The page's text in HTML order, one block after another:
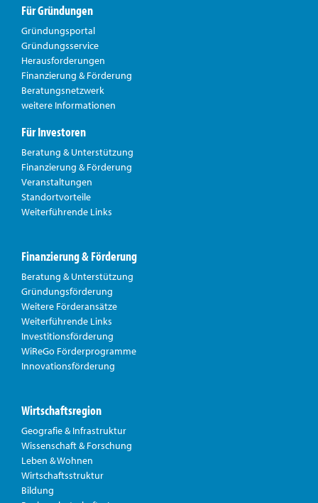
Für Gründungen
Gründungsportal
Gründungsservice
Herausforderungen
Finanzierung & Förderung
Beratungsnetzwerk
weitere Informationen
Für Investoren
Beratung & Unterstützung
Finanzierung & Förderung
Veranstaltungen
Standortvorteile
Weiterführende Links
Finanzierung & Förderung
Beratung & Unterstützung
Gründungsförderung
Weitere Förderansätze
Weiterführende Links
Investitionsförderung
WiReGo Förderprogramme
Innovationsförderung
Wirtschaftsregion
Geografie & Infrastruktur
Wissenschaft & Forschung
Leben & Wohnen
Wirtschaftsstruktur
Bildung